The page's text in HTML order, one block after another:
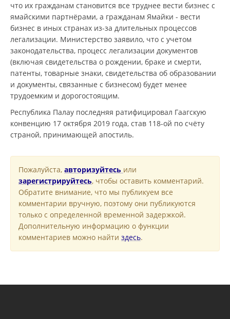
что их гражданам становится все труднее вести бизнес с
ямайскими партнёрами, а гражданам Ямайки - вести
бизнес в иных странах из-за длительных процессов
легализации. Министерство заявило, что с учетом
законодательства, процесс легализации документов
(включая свидетельства о рождении, браке и смерти,
патенты, товарные знаки, свидетельства об образовании
и документы, связанные с бизнесом) будет менее
трудоемким и дорогостоящим.
Республика Палау последняя ратифицировал Гаагскую
конвенцию 17 октября 2019 года, став 118-ой по счёту
страной, принимающей апостиль.
Пожалуйста, авторизуйтесь или
зарегистрируйтесь, чтобы оставить комментарий.
Обратите внимание, что мы публикуем все
комментарии вручную, поэтому они публикуются
только с определенной временной задержкой.
Дополнительную информацию о функции
комментариев можно найти здесь.